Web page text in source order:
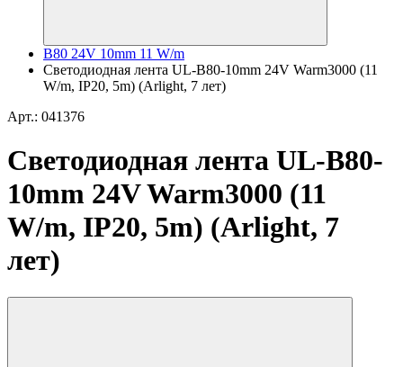
B80 24V 10mm 11 W/m
Светодиодная лента UL-B80-10mm 24V Warm3000 (11
W/m, IP20, 5m) (Arlight, 7 лет)
Арт.: 041376
Светодиодная лента UL-B80-
10mm 24V Warm3000 (11
W/m, IP20, 5m) (Arlight, 7
лет)